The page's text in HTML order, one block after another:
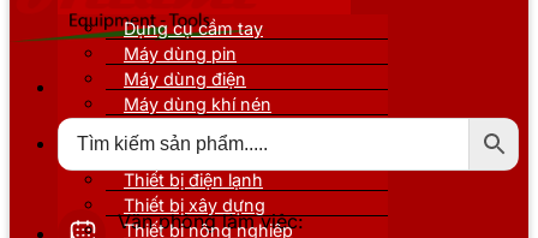
Văn phòng làm việc:
Dụng cụ cầm tay
Máy dùng pin
Máy dùng điện
Máy dùng khí nén
Thiết bị nâng đỡ
Thiết bị điện lạnh
Thiết bị xây dựng
Thiết bị nông nghiệp